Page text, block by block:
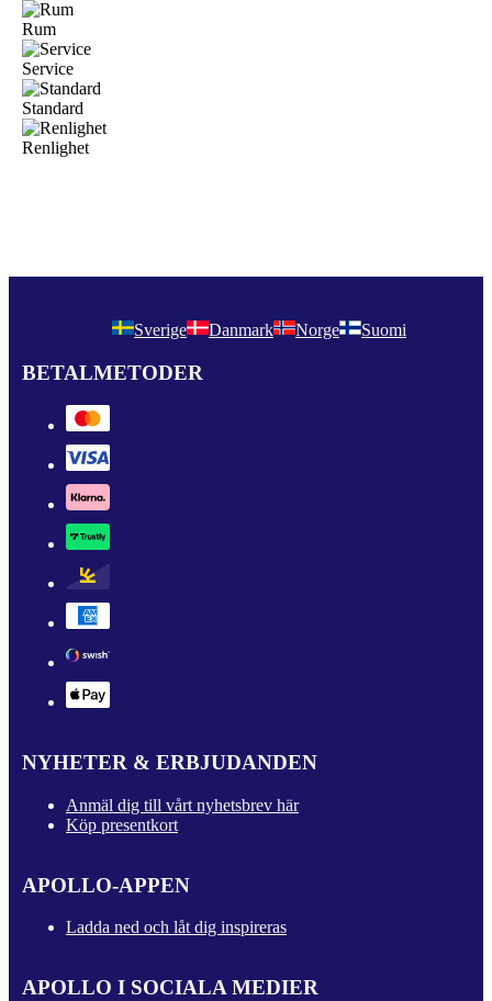
Rum
Service
Standard
Renlighet
Sverige Danmark Norge Suomi
BETALMETODER
NYHETER & ERBJUDANDEN
Anmäl dig till vårt nyhetsbrev här
Köp presentkort
APOLLO-APPEN
Ladda ned och låt dig inspireras
APOLLO I SOCIALA MEDIER